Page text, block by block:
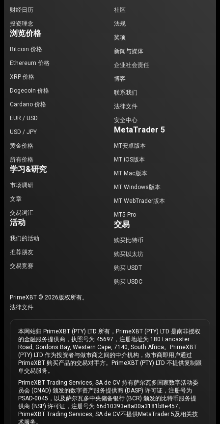
财经日历
投资理念
浏览价格
Bitcoin 价格
Ethereum 价格
XRP 价格
Dogecoin 价格
Cardano 价格
EUR / USD
USD / JPY
黄金价格
所有价格
学习&研究
市场调研
文章
交易词汇
活动
我们的活动
推荐朋友
交易竞赛
社区
法规
奖项
新闻与媒体
企业社会责任
博客
联系我们
法律文件
安全中心
MetaTrader 5
MT安卓版本
MT iOS版本
MT Mac版本
MT Windows版本
MT WebTrader版本
MT5 Pro
交易
购买比特币
购买以太坊
购买 USDT
购买 USDC
PrimeXBT © 2026版权所有。
法律文件
本网站归 PrimeXBT (PTY) LTD 所有，PrimeXBT (PTY) LTD 是南非授权
的金融服务提供商，执照号为 45697，注册地址为 180 Lancaster
Road, Gordons Bay, Western Cape, 7140, South Africa。PrimeXBT
(PTY) LTD 作为投资者与做市商之间的中介机构，做市商即用户通过
PrimeXBT 购买产品的交易对手方。PrimeXBT (PTY) LTD 不提供复制跟
单交易服务。
PrimeXBT Trading Services, SA de CV 持有萨尔瓦多国家数字活动委
员会 (CNAD) 颁发的数字资产服务提供商 (DASP) 许可证，注册号为
PSAD-0045，以及萨尔瓦多中央储备银行 (BCR) 颁发的比特币服务提
供商 (BSP) 许可证，注册号为 66d10393e8a00a3181b8e457。
PrimeXBT Trading Services, SA de CV不提供MetaTrader 5及相关技
术服务。